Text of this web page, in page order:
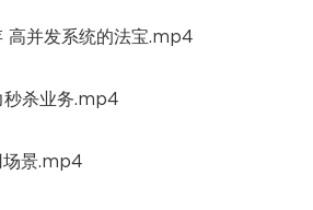
高并发系统的法宝.mp4
杀业务.mp4
场景.mp4